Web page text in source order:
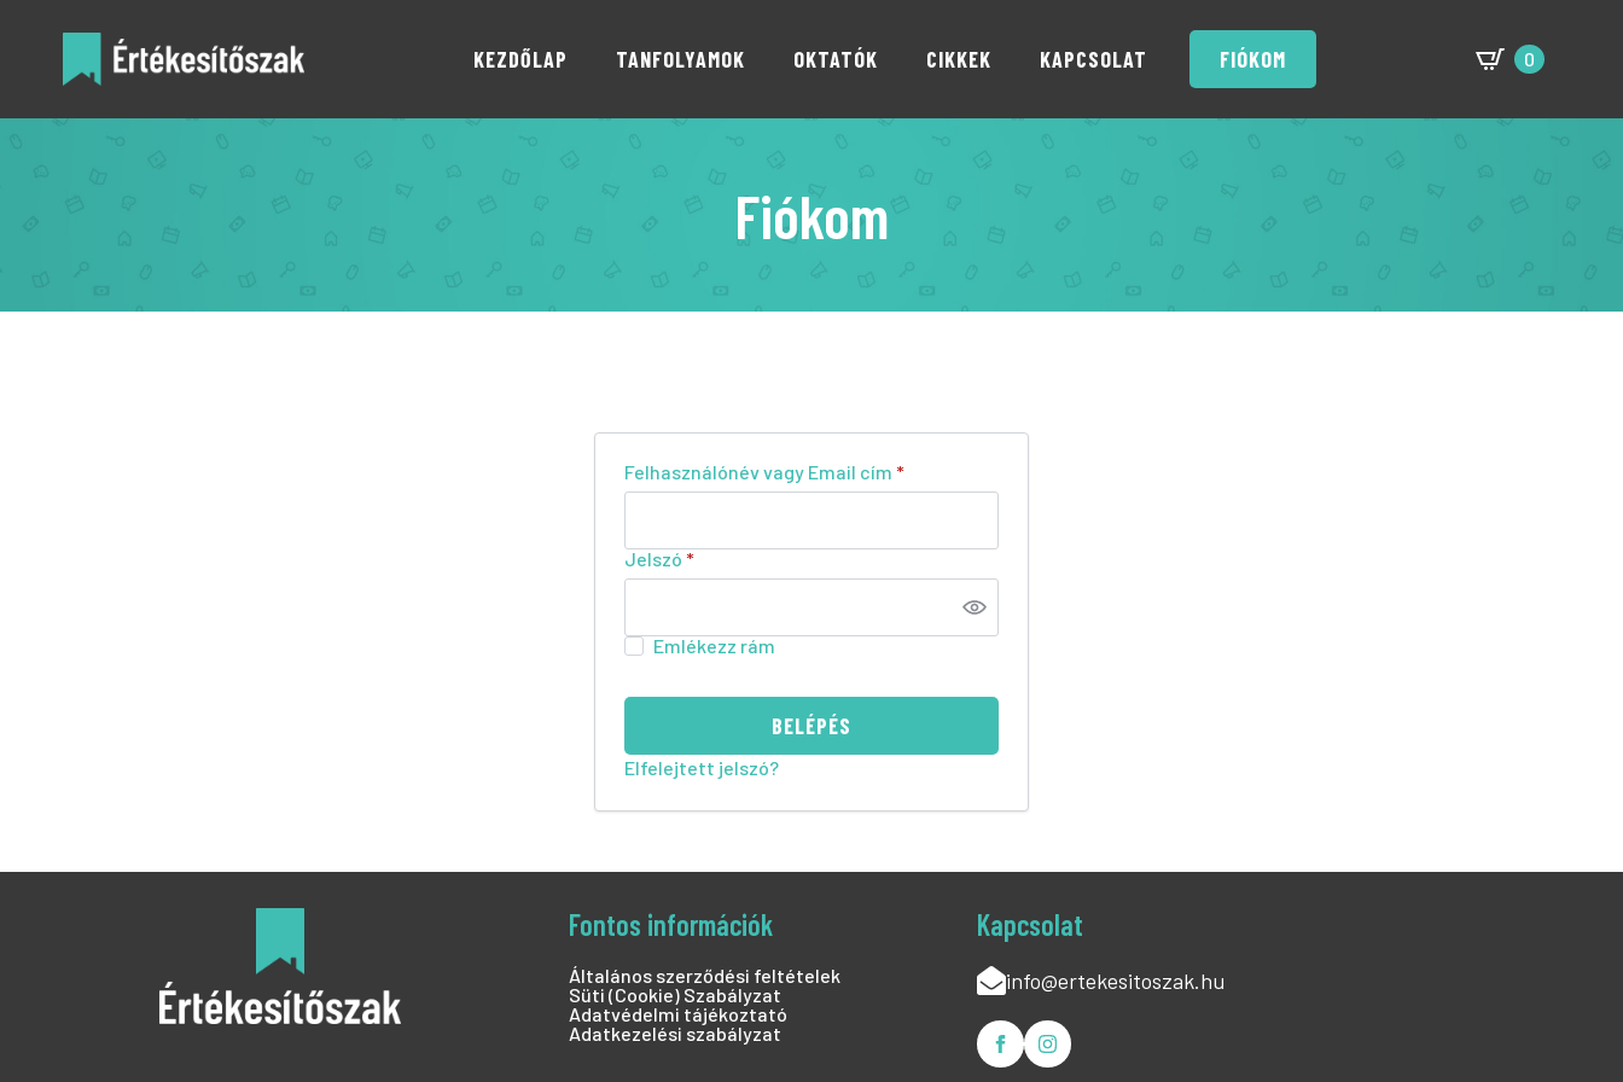
KEZDŐLAP TANFOLYAMOK OKTATÓK CIKKEK KAPCSOLAT FIÓKOM 0
Fiókom
Felhasználónév vagy Email cím *
Jelszó *
Emlékezz rám
BELÉPÉS
Elfelejtett jelszó?
Fontos információk
Általános szerződési feltételek
Süti (Cookie) Szabályzat
Adatvédelmi tájékoztató
Adatkezelési szabályzat
Kapcsolat
info@ertekesitoszak.hu